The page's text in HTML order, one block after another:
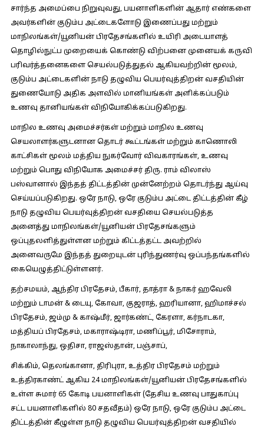
சார்ந்த அமைப்பை நிறுவுவது, பயனாளிகளின் ஆதார் எண்களை
அவர்களின் குடும்ப அட்டைகளோடு இணைப்பது மற்றும்
மாநிலங்கள்/யூனியன் பிரதேசங்களில் உயிரி அடையாளத்
தொழில்நுட்ப முறையைக் கொண்டு விற்பனை முனையக் கருவி
பரிவர்த்தனைகளை செயல்படுத்துதல் ஆகியவற்றின் மூலம்,
குடும்ப அட்டைகளின் நாடு தழுவிய பெயர்வுத்திறன் வசதியின்
துணையோடு அதிக அளவில் மானியங்கள் அளிக்கப்படும்
உணவு தானியங்கள் விநியோகிக்கப்படுகிறது.
மாநில உணவு அமைச்சர்கள் மற்றும் மாநில உணவு
செயலாளர்களுடனான தொடர் கூட்டங்கள் மற்றும் காணொலி
காட்சிகள் மூலம் மத்திய நுகர்வோர் விவகாரங்கள், உணவு
மற்றும் பொது விநியோக அமைச்சர் திரு. ராம் விலாஸ்
பஸ்வானால் இந்தத் திட்டத்தின் முன்னேற்றம் தொடர்ந்து ஆய்வு
செய்யப்படுகிறது. ஒரே நாடு, ஒரே குடும்ப அட்டை திட்டத்தின் கீழ்
நாடு தழுவிய பெயர்வுத்திறன் வசதியை செயல்படுத்த
அனைத்து மாநிலங்கள்/யூனியன் பிரதேசங்களும்
ஒப்புதலளித்துள்ளன மற்றும் கிட்டத்தட்ட அவற்றில்
அனைவருமே இந்தத் துறையுடன் புரிந்துணர்வு ஒப்பந்தங்களில்
கையெழுத்திட்டுள்ளனர்.
தற்சமயம், ஆந்திர பிரதேசம், பீகார், தாத்ரா & நாகர் ஹவேலி
மற்றும் டாமன் & டையு, கோவா, குஜராத், ஹரியானா, ஹிமாச்சல்
பிரதேசம், ஜம்மு & காஷ்மீர், ஜார்கண்ட், கேரளா, கர்நாடகா,
மத்தியப் பிரதேசம், மகாராஷ்டிரா, மணிப்பூர், மிசோராம்,
நாகாலாந்து, ஒதிசா, ராஜஸ்தான், பஞ்சாப்,
சிக்கிம், தெலங்கானா, திரிபுரா, உத்திர பிரதேசம் மற்றும்
உத்திரகாண்ட் ஆகிய 24 மாநிலங்கள்/யூனியன் பிரதேசங்களில்
உள்ள சுமார் 65 கோடி பயனாளிகள் (தேசிய உணவு பாதுகாப்பு
சட்ட பயனாளிகளில் 80 சதவீதம்) ஒரே நாடு, ஒரே குடும்ப அட்டை
திட்டத்தின் கீழுள்ள நாடு தழுவிய பெயர்வுத்திறன் வசதியில்